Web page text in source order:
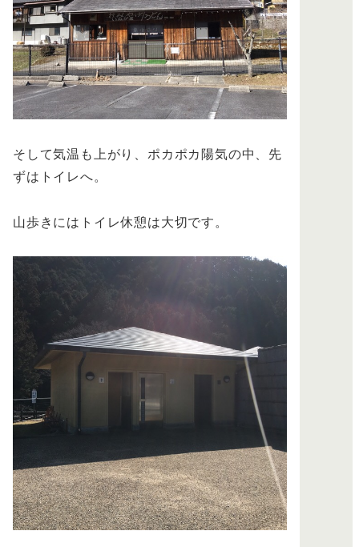
そして気温も上がり、ポカポカ陽気の中、先
ずはトイレへ。
山歩きにはトイレ休憩は大切です。